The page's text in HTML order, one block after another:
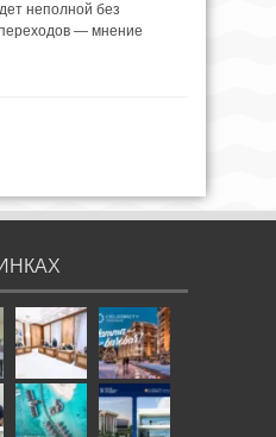
неполной без
— мнение